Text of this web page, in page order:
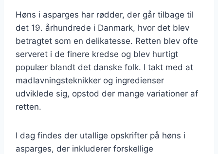
Høns i asparges har rødder, der går tilbage til
det 19. århundrede i Danmark, hvor det blev
betragtet som en delikatesse. Retten blev ofte
serveret i de finere kredse og blev hurtigt
populær blandt det danske folk. I takt med at
madlavningsteknikker og ingredienser
udviklede sig, opstod der mange variationer af
retten.
I dag findes der utallige opskrifter på høns i
asparges, der inkluderer forskellige